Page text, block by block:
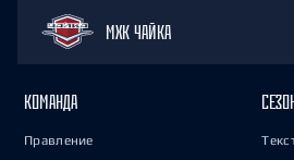
МХК ЧАЙКА
КОМАНДА
Правление